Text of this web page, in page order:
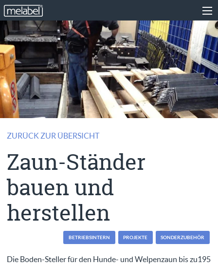
ZURÜCK ZUR ÜBERSICHT
Zaun-Ständer
bauen und
herstellen
BETRIEBSINTERN PROJEKTE SONDERZUBEHÖR
Die Boden-Steller für den Hunde- und Welpenzaun bis zu195